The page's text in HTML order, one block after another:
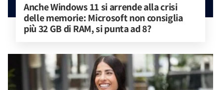
Anche Windows 11 si arrende alla crisi
delle memorie: Microsoft non consiglia
più 32 GB di RAM, si punta ad 8?